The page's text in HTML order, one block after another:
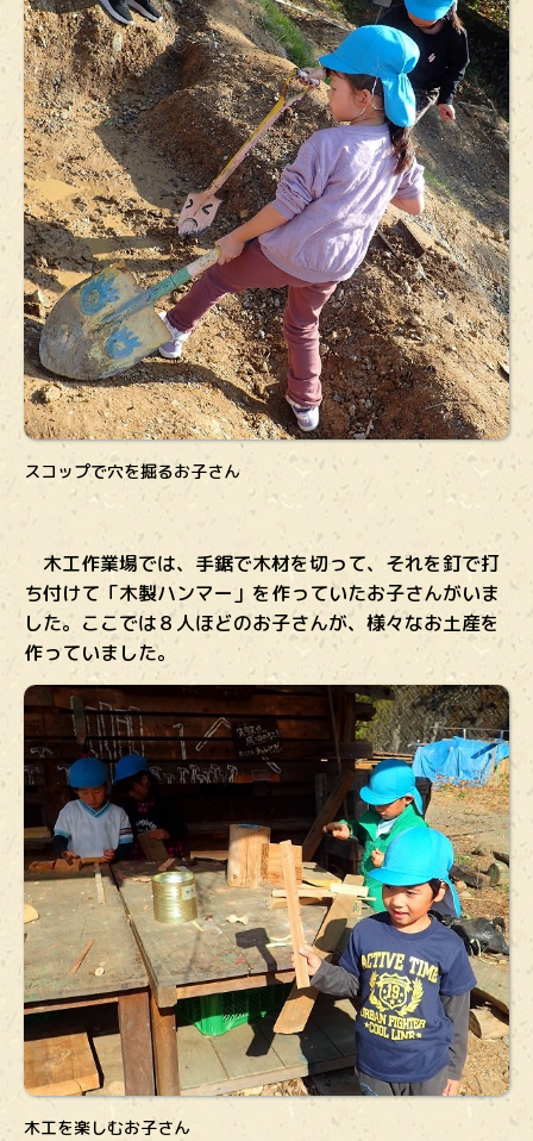
スコップで穴を掘るお子さん
木工作業場では、手鋸で木材を切って、それを釘で打
ち付けて「木製ハンマー」を作っていたお子さんがいま
した。ここでは８人ほどのお子さんが、様々なお土産を
作っていました。
木工を楽しむお子さん